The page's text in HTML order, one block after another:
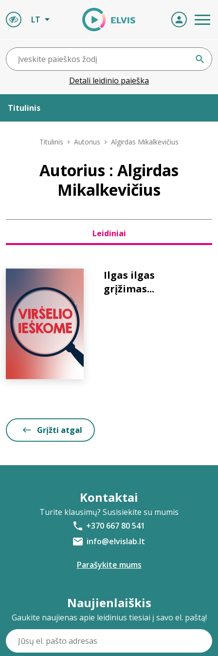
LT
Detali leidinio paieška
Titulinis
ELVIS atvyksta
Naujienos
Bibliotekoms
D.U.K.
Titulinis Autorius Algirdas Mikalkevičius
Autorius : Algirdas
Mikalkevičius
Leidiniai
Ilgas ilgas
grįžimas...
Grįžti atgal
Kontaktai
Turite klausimų? Susisiekite su mumis
+370 667 80 541
info@elvislab.lt
Parašykite mums
Naujienlaiškis
Gaukite naujienas apie leidinius tiesiai į savo el. paštą!